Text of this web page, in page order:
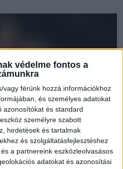
védelme fontos a
vagy férünk hozzá információkhoz
és személyes adatokat
azonosítókat és standard
személyre szabott
hirdetések és tartalmak
és szolgáltatásfejlesztéshez
a partnereink eszközleolvasásos
adatokat és azonosítási